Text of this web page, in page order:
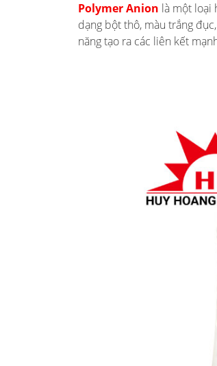
Polymer Anion là một loại
dạng bột thô, màu trắng
năng tạo ra các liên kết